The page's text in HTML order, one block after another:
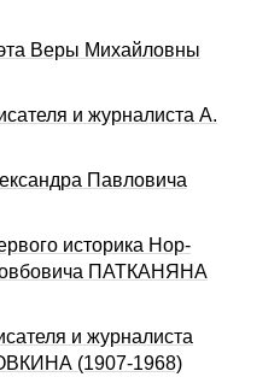
Веры Михайловны
и журналиста А.
Павловича
историка Нор-
ПАТКАНЯНА
и журналиста
(1907-1968)